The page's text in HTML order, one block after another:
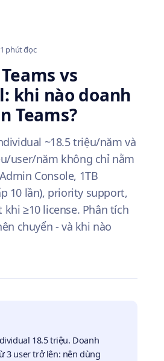
phút đọc
vs
khi nào doanh
Teams?
~18.5 triệu/năm và
user/năm không chỉ nằm
Console, 1TB
10 lần), priority support,
≥10 license. Phân tích
chuyển - và khi nào
18.5 triệu. Doanh
3 user trở lên: nên dùng